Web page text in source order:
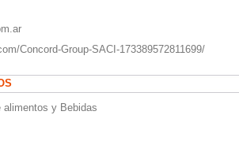
Concord-Group-SACI-173389572811699/
y Bebidas